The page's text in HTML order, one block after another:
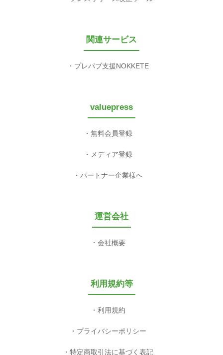
関連サービス
プレパブ支援NOKKETE
valuepress
無料会員登録
メディア登録
パートナー企業様へ
運営会社
会社概要
利用規約等
利用規約
プライバシーポリシー
特定商取引法に基づく表記